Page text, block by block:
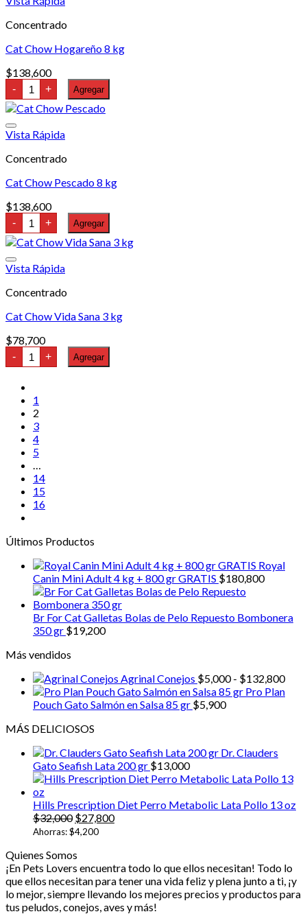
cantidad
Concentrado
Cat Chow Hogareño 8 kg
$138,600
- Cat
Chow
Hogareño
8
cantidad
+ Agregar
Vista Rápida
Concentrado
Cat Chow Pescado 8 kg
$138,600
- Cat
Chow
Pescado
8
cantidad
+ Agregar
Vista Rápida
Concentrado
Cat Chow Vida Sana 3 kg
$78,700
- Cat
Chow
Sana
kg
cantidad
+ Agregar
1
2
3
4
5
…
14
15
16
Últimos Productos
Royal
Canin Mini Adult 4 kg + 800 gr GRATIS $180,800
Br For Cat Galletas Bolas de Pelo Repuesto Bombonera
350 gr $19,200
Más vendidos
Agrinal Conejos $5,000 - $132,800
de
Pro Plan
Pouch Gato Salmón en Salsa 85 gr $5,900
MÁS DELICIOSOS
Dr. Clauders
Gato Seafish Lata 200 gr $13,000
Hills Prescription Diet Perro Metabolic Lata Pollo 13 oz
$32,000 El
precio
era:
$32,000.
$27,800El
$27,800.
Ahorras:$4,200
Quienes Somos
¡En Pets Lovers encuentra todo lo que ellos necesitan! Todo lo
que ellos necesitan para tener una vida feliz y plena junto a ti, ¡y
lo mejor, siempre llevando los mejores precios y productos para
tus peludos, conejos, aves y más!